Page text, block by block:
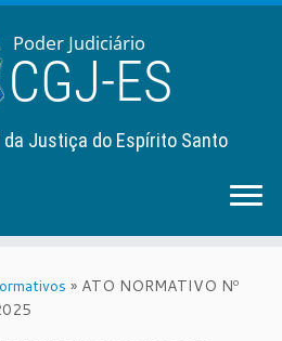
da Justiça do Espírito Santo
» ATO NORMATIVO Nº